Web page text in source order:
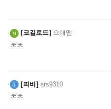
코길로드 으애맫
ㅊㅊ
픠비 ars9310
ㅊㅊ